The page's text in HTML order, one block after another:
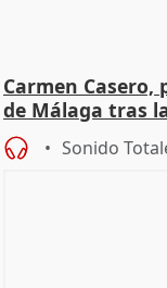
Carmen Casero,
de Málaga tras
Sonido